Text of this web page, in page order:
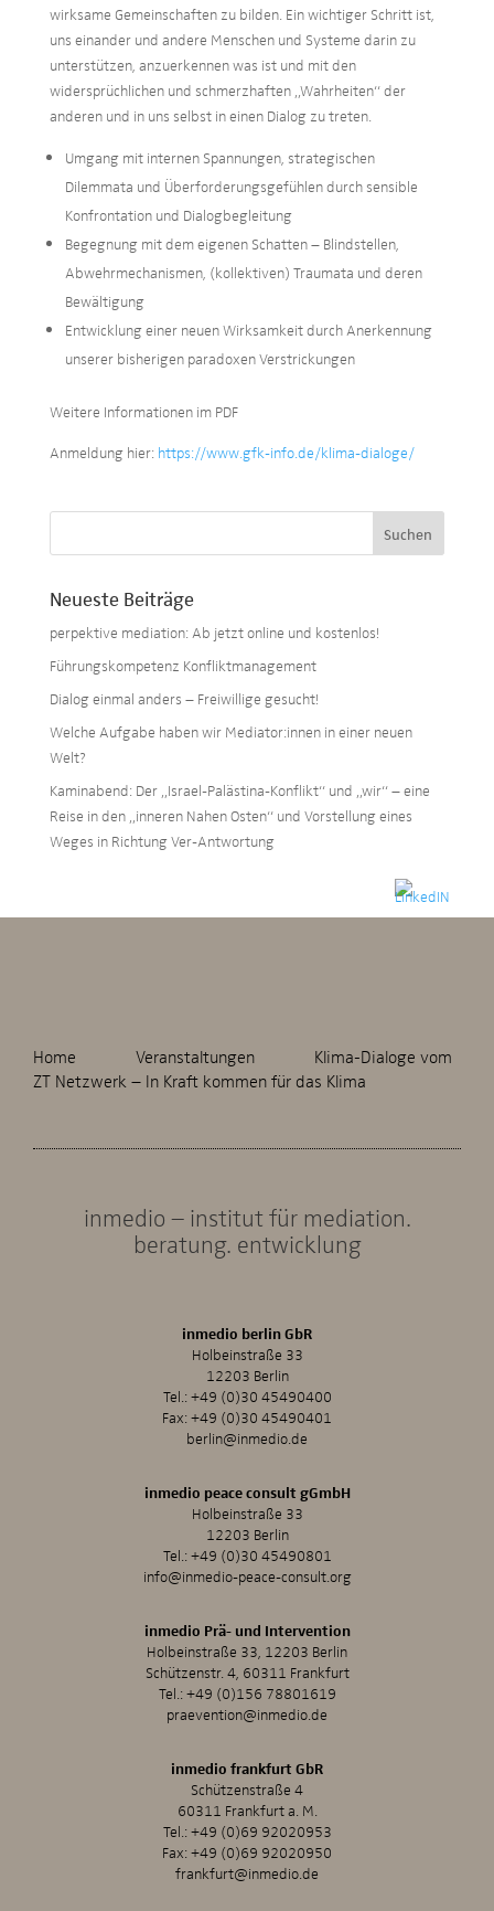
wirksame Gemeinschaften zu bilden. Ein wichtiger Schritt ist,
uns einander und andere Menschen und Systeme darin zu
unterstützen, anzuerkennen was ist und mit den
widersprüchlichen und schmerzhaften „Wahrheiten“ der
anderen und in uns selbst in einen Dialog zu treten.
Umgang mit internen Spannungen, strategischen
Dilemmata und Überforderungsgefühlen durch sensible
Konfrontation und Dialogbegleitung
Begegnung mit dem eigenen Schatten – Blindstellen,
Abwehrmechanismen, (kollektiven) Traumata und deren
Bewältigung
Entwicklung einer neuen Wirksamkeit durch Anerkennung
unserer bisherigen paradoxen Verstrickungen
Weitere Informationen im PDF
Anmeldung hier: https://www.gfk-info.de/klima-dialoge/
Neueste Beiträge
perpektive mediation: Ab jetzt online und kostenlos!
Führungskompetenz Konfliktmanagement
Dialog einmal anders – Freiwillige gesucht!
Welche Aufgabe haben wir Mediator:innen in einer neuen
Welt?
Kaminabend: Der „Israel-Palästina-Konflikt“ und „wir“ – eine
Reise in den „inneren Nahen Osten“ und Vorstellung eines
Weges in Richtung Ver-Antwortung
Home Veranstaltungen
Klima-Dialoge vom
ZT Netzwerk – In Kraft kommen für das Klima
inmedio – institut für mediation.
beratung. entwicklung
inmedio berlin GbR
Holbeinstraße 33
12203 Berlin
Tel.:+49 (0)30 45490400
Fax: +49 (0)30 45490401
berlin@inmedio.de
inmedio peace consult gGmbH
Holbeinstraße 33
12203 Berlin
Tel.:+49 (0)30 45490801
info@inmedio-peace-consult.org
inmedio Prä- und Intervention
Holbeinstraße 33, 12203 Berlin
Schützenstr. 4, 60311 Frankfurt
Tel.:+49 (0)156 78801619
praevention@inmedio.de
inmedio frankfurt GbR
Schützenstraße 4
60311 Frankfurt a. M.
Tel.:+49 (0)69 92020953
Fax: +49 (0)69 92020950
frankfurt@inmedio.de